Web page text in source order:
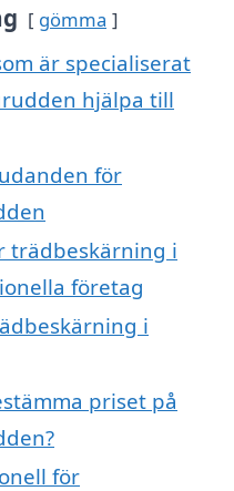
gömma
är specialiserat
hjälpa till
för
trädbeskärning i
företag
i
priset på
för